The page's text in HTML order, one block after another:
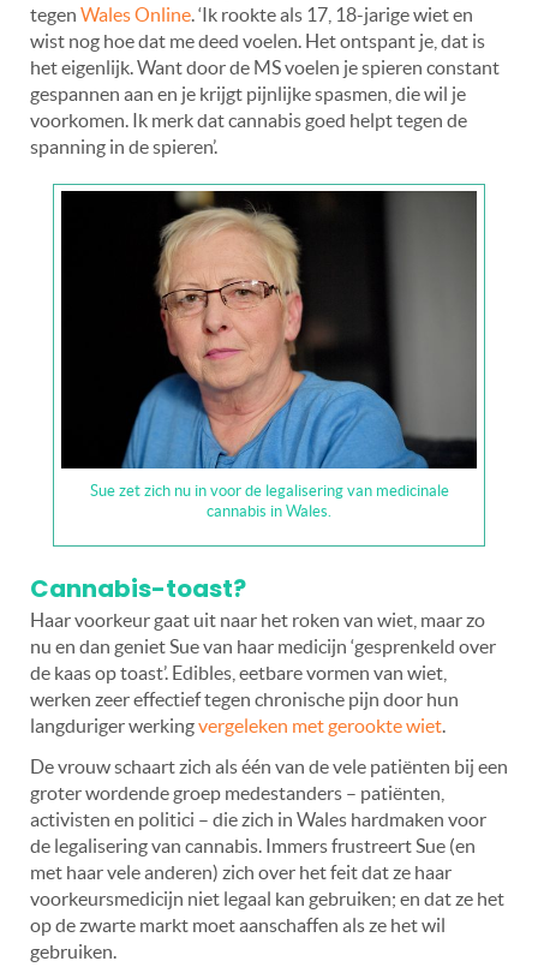
tegen Wales Online. ‘Ik rookte als 17, 18-jarige wiet en
wist nog hoe dat me deed voelen. Het ontspant je, dat is
het eigenlijk. Want door de MS voelen je spieren constant
gespannen aan en je krijgt pijnlijke spasmen, die wil je
voorkomen. Ik merk dat cannabis goed helpt tegen de
spanning in de spieren’.
Sue zet zich nu in voor de legalisering van medicinale
cannabis in Wales.
Cannabis-toast?
Haar voorkeur gaat uit naar het roken van wiet, maar zo
nu en dan geniet Sue van haar medicijn ‘gesprenkeld over
de kaas op toast’. Edibles, eetbare vormen van wiet,
werken zeer effectief tegen chronische pijn door hun
langduriger werkingvergeleken met gerookte wiet.
De vrouw schaart zich als één van de vele patiënten bij een
groter wordende groep medestanders – patiënten,
activisten en politici – die zich in Wales hardmaken voor
de legalisering van cannabis. Immers frustreert Sue (en
met haar vele anderen) zich over het feit dat ze haar
voorkeursmedicijn niet legaal kan gebruiken; en dat ze het
op de zwarte markt moet aanschaffen als ze het wil
gebruiken.